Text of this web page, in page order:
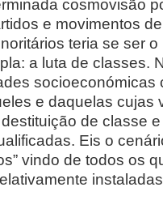
cosmovisão
e movimentos
teria se ser
a luta de classes.
socioeconómicas
e daquelas cujas
de classe
Eis o
vindo de todos os